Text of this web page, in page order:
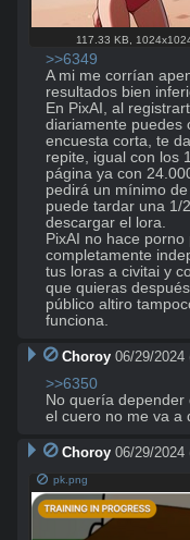
117.33 KB
>>6349
A mi me corrían
resultados bien
En PixAI, al
diariamente puedes
encuesta corta, te
repite, igual con los
página ya con
pedirá un mínimo
puede tardar una 1/
descargar el lora.
PixAI no hace
completamente
tus loras a civitai y
que quieras
público altiro
funciona.
Choroy 06/29/2024
>>6350
No quería
el cuero no me va a
Choroy 06/29/2024
pk.png